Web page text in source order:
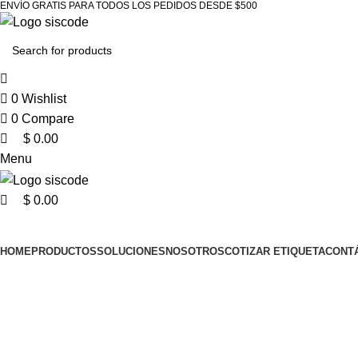
ENVÍO GRATIS PARA TODOS LOS PEDIDOS DESDE $500
0 Wishlist
0 Compare
0
$ 0.00
Menu
0
$ 0.00
HOMEPRODUCTOSSOLUCIONESNOSOTROSCOTIZAR ETIQUETA
0